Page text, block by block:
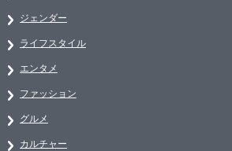
ジェンダー
ライフスタイル
エンタメ
ファッション
グルメ
カルチャー